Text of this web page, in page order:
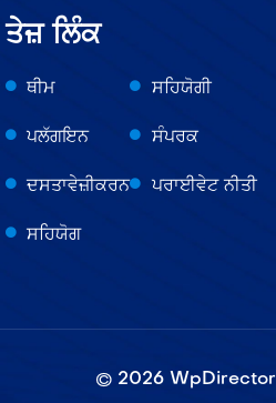
ਤੇਜ਼ ਲਿੰਕ
ਥੀਮ
ਪਲੱਗਇਨ
ਦਸਤਾਵੇਜ਼ੀਕਰਨ
ਸਹਿਯੋਗ
ਸਹਿਯੋਗੀ
ਸੰਪਰਕ
ਪਰਾਈਵੇਟ ਨੀਤੀ
© 2026